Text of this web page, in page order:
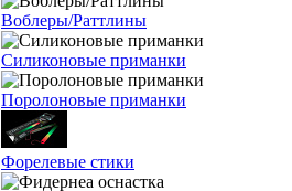
Воблеры/Раттлины
Силиконовые приманки
Поролоновые приманки
Форелевые стики